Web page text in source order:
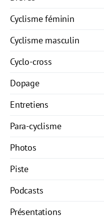
Cyclisme féminin
Cyclisme masculin
Cyclo-cross
Dopage
Entretiens
Para-cyclisme
Photos
Piste
Podcasts
Présentations